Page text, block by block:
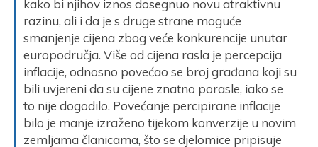
kako bi njihov iznos dosegnuo novu atraktivnu
razinu, ali i da je s druge strane moguće
smanjenje cijena zbog veće konkurencije unutar
europodručja. Više od cijena rasla je percepcija
inflacije, odnosno povećao se broj građana koji su
bili uvjereni da su cijene znatno porasle, iako se
to nije dogodilo. Povećanje percipirane inflacije
bilo je manje izraženo tijekom konverzije u novim
zemljama članicama, što se djelomice pripisuje